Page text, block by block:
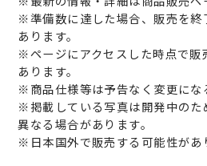
※準備数に達した場合、販売を終
あります。
※ページにアクセスした時点で販
あります。
※商品仕様等は予告なく変更にな
※掲載している写真は開発中のた
異なる場合があります。
※日本国外で販売する可能性があ